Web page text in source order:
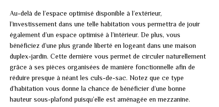
Au-delà de l’espace optimisé disponible à l’extérieur,
l’investissement dans une telle habitation vous permettra de jouir
également d’un espace optimisé à l’intérieur. De plus, vous
bénéficiez d’une plus grande liberté en logeant dans une maison
duplex-jardin. Cette dernière vous permet de circuler naturellement
grâce à ses pièces organisées de manière fonctionnelle afin de
réduire presque à néant les culs-de-sac. Notez que ce type
d’habitation vous donne la chance de bénéficier d’une bonne
hauteur sous-plafond puisqu’elle est aménagée en mezzanine.